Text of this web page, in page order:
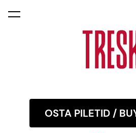
lisati ostukorvi.
OSTA PILETID /